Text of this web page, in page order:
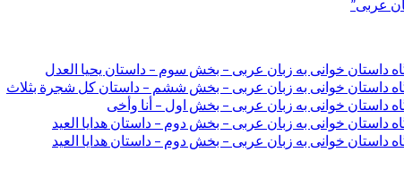
عربی”
داستان خوانی به زبان عربی – بخش سوم – داستان یحیا العدل
داستان خوانی به زبان عربی – بخش ششم – داستان کل شجرة بثلاث
داستان خوانی به زبان عربی – بخش اول – أنا وأخی
داستان خوانی به زبان عربی – بخش دوم – داستان هدایا العید
داستان خوانی به زبان عربی – بخش دوم – داستان هدایا العید